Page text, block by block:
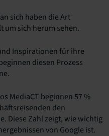
sich haben die Art
um sich herum sehen.
Inspirationen für ihre
diesen Prozess
MediaCT beginnen 57 %
den
Diese Zahl zeigt, wie wichtig
von Google ist.